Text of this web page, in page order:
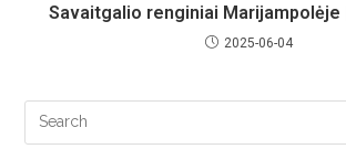
Savaitgalio renginiai Marijampolėje
2025-06-04